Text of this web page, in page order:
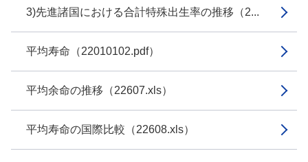
3)先進諸国における合計特殊出生率の推移（2...
平均寿命（22010102.pdf）
平均余命の推移（22607.xls）
平均寿命の国際比較（22608.xls）